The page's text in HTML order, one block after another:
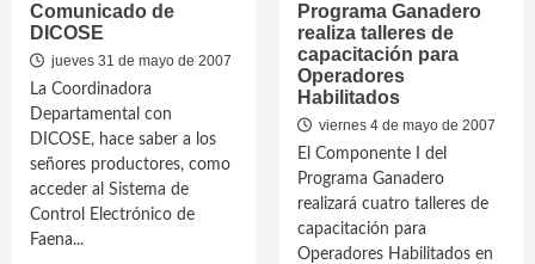
Comunicado de
DICOSE
jueves 31 de mayo de 2007
La Coordinadora
Departamental con
DICOSE, hace saber a los
señores productores, como
acceder al Sistema de
Control Electrónico de
Faena...
Programa Ganadero
realiza talleres de
capacitación para
Operadores
Habilitados
viernes 4 de mayo de 2007
El Componente I del
Programa Ganadero
realizará cuatro talleres de
capacitación para
Operadores Habilitados en